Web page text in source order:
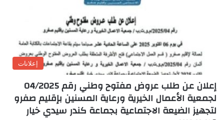
إعلانات
إعلان عن طلب عروض مفتوح وطني رقم 04/2025
لجمعية الأعمال الخيرية ورعاية المسنين بإقليم صفرو
لتجهيز الضيعة الاجتماعية بجماعة كندر سيدي خيار